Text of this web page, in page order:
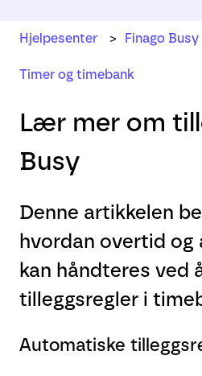
Hjelpesenter Finago Busy
Timer og timebank
Lær mer om
Busy
Denne artikkelen
hvordan overtid og
kan håndteres ved
tilleggsregler i
Automatiske